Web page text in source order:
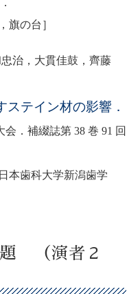
旗の台］
忠治，大貫佳鼓，齊藤
ステイン材の影響．
．補綴誌第 38 巻 91 回
本歯科大学新潟歯学
（演者２